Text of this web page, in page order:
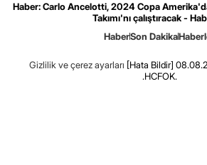
Haber: Carlo Ancelotti, 2024 Copa
Takımı'nı çalıştıracak -
HaberSon Dakika
Gizlilik ve çerez ayarları [Hata Bildir]
.HCFOK.